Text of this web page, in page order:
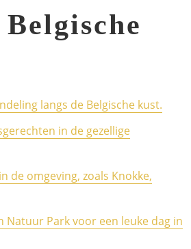
langs de Belgische kust.
in de gezellige
de omgeving, zoals Knokke,
Natuur Park voor een leuke dag in